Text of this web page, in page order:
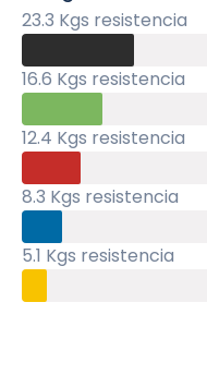
23.3 Kgs resistencia
16.6 Kgs resistencia
12.4 Kgs resistencia
8.3 Kgs resistencia
5.1 Kgs resistencia